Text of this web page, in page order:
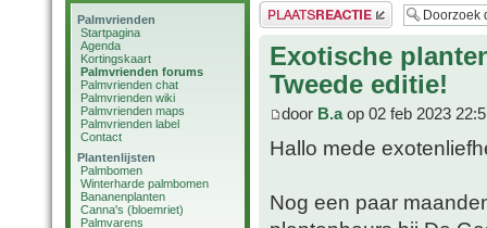
Palmvrienden
Startpagina
Agenda
Kortingskaart
Palmvrienden forums
Palmvrienden chat
Palmvrienden wiki
Palmvrienden maps
Palmvrienden label
Contact
Plantenlijsten
Palmbomen
Winterharde palmbomen
Bananenplanten
Canna's (bloemriet)
Palmvarens
Plaats een reactie
Exotische
Tweede editie!
door B.aop 02 feb 2023
Hallo mede
Nog een paar